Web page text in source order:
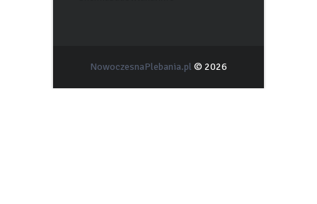
NowoczesnaPlebania.pl © 2026